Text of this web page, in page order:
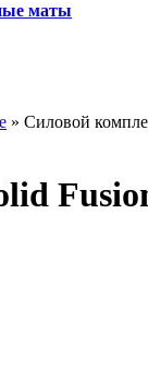
маты
» Силовой